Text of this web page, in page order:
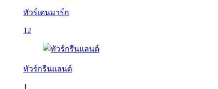
ทัวร์เดนมาร์ก
12
ทัวร์กรีนแลนด์
1